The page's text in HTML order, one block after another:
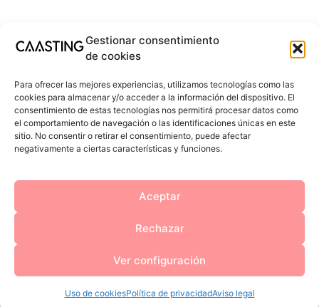
Gestionar consentimiento
de cookies
Para ofrecer las mejores experiencias, utilizamos tecnologías como las
cookies para almacenar y/o acceder a la información del dispositivo. El
consentimiento de estas tecnologías nos permitirá procesar datos como
el comportamiento de navegación o las identificaciones únicas en este
sitio. No consentir o retirar el consentimiento, puede afectar
negativamente a ciertas características y funciones.
Aceptar
Rechazar
Ver configuración
Uso de cookiesPolítica de privacidadAviso legal